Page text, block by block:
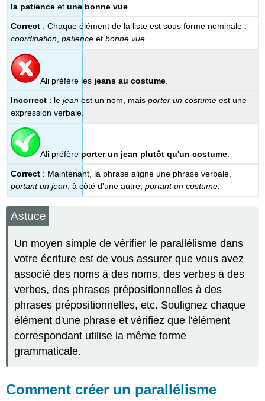
la patience etune bonne vue
Correct : Chaque élément de la liste est sous forme nominale :
coordination,patience etbonne vue.
Ali préfère les jeans au costume
Incorrect : lejean est un nom, maisporter un costume est une
expression verbale.
Ali préfère porter un jean plutôt qu'un costume
Correct : Maintenant, la phrase aligne une phrase verbale,
portant un jean, à côté d'une autre,portant un costume.
Astuce
Un moyen simple de vérifier le parallélisme dans
votre écriture est de vous assurer que vous avez
associé des noms à des noms, des verbes à des
verbes, des phrases prépositionnelles à des
phrases prépositionnelles, etc. Soulignez chaque
élément d'une phrase et vérifiez que l'élément
correspondant utilise la même forme
grammaticale.
Comment créer un parallélisme